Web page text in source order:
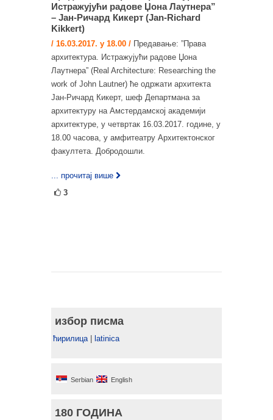
Истражујући радове Џона Лаутнера”
– Јан-Ричард Кикерт (Jan-Richard
Kikkert)
/ 16.03.2017. у 18.00 / Предавање: ”Права
архитектура. Истражујући радове Џона
Лаутнера” (Real Architecture: Researching the
work of John Lautner) ће одржати архитекта
Јан-Ричард Кикерт, шеф Департмана за
архитектуру на Амстердамској академији
архитектуре, у четвртак 16.03.2017. године, у
18.00 часова, у амфитеатру Архитектонског
факултета. Добродошли.
... прочитај више
3
избор писма
ћирилица| latinica
Serbian English
180 ГОДИНА